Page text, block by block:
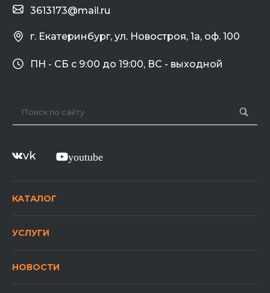
г. Екатеринбург, ул. Новостроя, 1а, оф. 100
3613173@mail.ru
ПН - СБ с 9:00 до 19:00, ВС - выходной
vk youtube
КАТАЛОГ
УСЛУГИ
НОВОСТИ